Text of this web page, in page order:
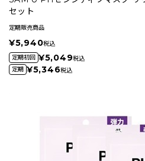
セット
定期販売商品
¥5,940税込
定期初回 ¥5,049税込
定期 ¥5,346税込